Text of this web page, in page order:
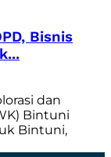
Bisnis
dan
Bintuni
Bintuni,